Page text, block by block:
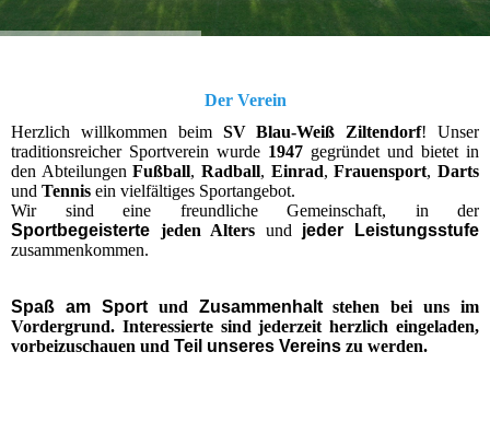
Der Verein
Herzlich willkommen beim SV Blau-Weiß Ziltendorf! Unser
traditionsreicher Sportverein wurde 1947 gegründet und bietet in
den AbteilungenFußball,Radball, Einrad,Frauensport,Darts
und Tennis ein vielfältiges Sportangebot.
Wir sind eine freundliche Gemeinschaft, in der
Sportbegeisterte jeden Alters und jeder
Leistungsstufe
zusammenkommen.
Spaß am Sportund Zusammenhalt stehen bei uns im
Vordergrund. Interessierte sind jederzeit herzlich eingeladen,
vorbeizuschauen und Teil unseres Vereins zu werden.